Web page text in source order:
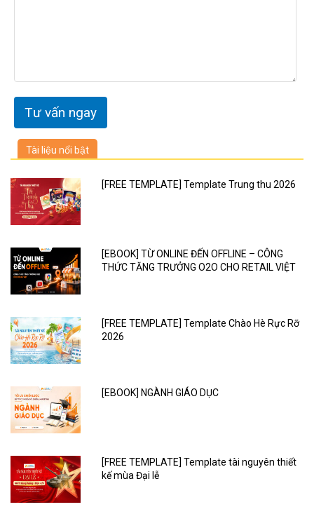
Tài liệu nổi bật
[FREE TEMPLATE] Template Trung thu 2026
[EBOOK] TỪ ONLINE ĐẾN OFFLINE – CÔNG
THỨC TĂNG TRƯỞNG O2O CHO RETAIL VIỆT
[FREE TEMPLATE] Template Chào Hè Rực Rỡ
2026
[EBOOK] NGÀNH GIÁO DỤC
[FREE TEMPLATE] Template tài nguyên thiết
kế mùa Đại lễ